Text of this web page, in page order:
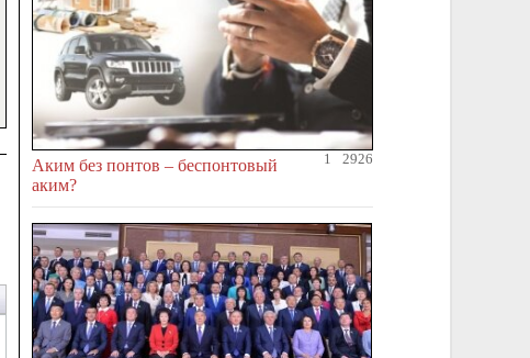
1 2926
Аким без понтов – беспонтовый
аким?